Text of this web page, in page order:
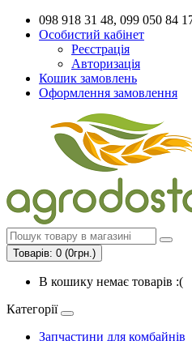
098 918 31 48, 099 050 84
Особистий кабінет
Реєстрація
Авторизація
Кошик замовлень
Оформлення замовлення
Товарів: 0 (0грн.)
В кошику немає товарів :(
Категорії
Запчастини для комбайнів